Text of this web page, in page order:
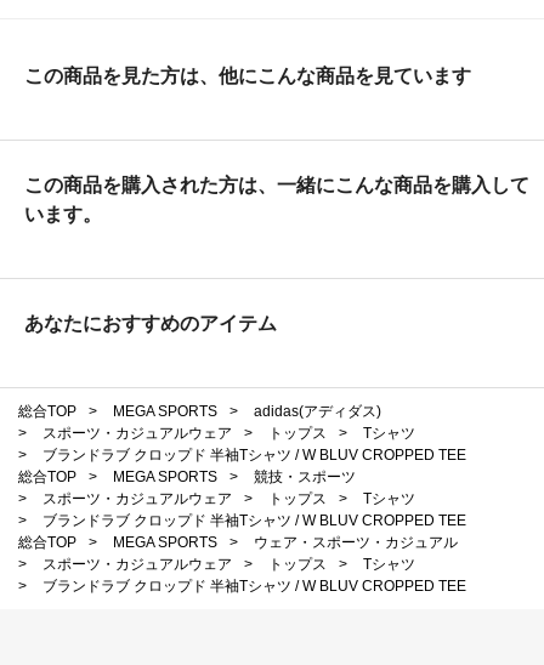
この商品を見た方は、他にこんな商品を見ています
この商品を購入された方は、一緒にこんな商品を購入して
います。
あなたにおすすめのアイテム
総合TOP > MEGA SPORTS >
adidas(アディダス)
>
スポーツ・カジュアルウェア > トップス >
Tシャツ
>
ブランドラブ クロップド 半袖Tシャツ / W BLUV CROPPED TEE
総合TOP
> MEGA SPORTS >
競技・スポーツ
>
スポーツ・カジュアルウェア > トップス >
Tシャツ
>
ブランドラブ クロップド 半袖Tシャツ / W BLUV CROPPED TEE
総合TOP
> MEGA SPORTS >
ウェア・スポーツ・カジュアル
>
スポーツ・カジュアルウェア > トップス >
Tシャツ
>
ブランドラブ クロップド 半袖Tシャツ / W BLUV CROPPED TEE